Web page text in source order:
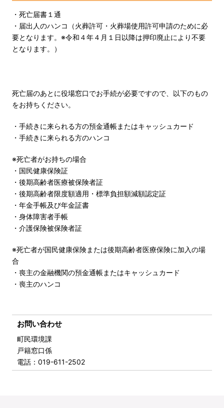
・死亡届書１通
・届出人のハンコ（火葬許可・火葬場使用許可申請のために必
要となります。※令和４年４月１日以降は押印廃止により不要
となります。）
死亡届のあとに役場窓口でお手続が必要ですので、以下のもの
をお持ちください。
・手続きに来られる方の預金通帳またはキャッシュカード
・手続きに来られる方のハンコ
※死亡者がお持ちの場合
・国民健康保険証
・後期高齢者医療被保険者証
・後期高齢者限度額適用・標準負担額減額認定証
・年金手帳及び年金証書
・身体障害者手帳
・介護保険被保険者証
※死亡者が国民健康保険または後期高齢者医療保険に加入の場
合
・喪主の金融機関の預金通帳またはキャッシュカード
・喪主のハンコ
お問い合わせ
町民環境課
戸籍窓口係
電話 ：019-611-2502